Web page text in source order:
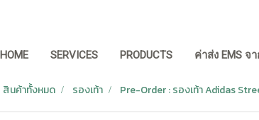
HOME SERVICES PRODUCTS ค่าส่ง EMS จ
สินค้าทั้งหมด รองเท้า Pre-Order : รองเท้า Adidas